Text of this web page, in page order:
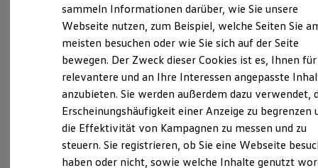
Räder & Reifen Service
Ersatzfahrzeuge
Notdienst und Pannenhilfe
Software, Konnektivität & Apps
California App
VW Connect für Ihren ID. Buzz
VW Connect für Ihren Transporter/Caravelle
VW Connect für Ihren Amarok
VW Connect für andere Modelle
Connect Pro
Fleet Interface Data
Multistop Pathfinder
Übersicht Software Updates
Firmenphilosophie. Wir im Autohaus Prüller sind Ihr
Volkswagen Nutzfahrzeuge Partner in der Region. In
unserem Team aus 140 MitarbeiterInnen legen wir
besonderen Wert auf individuelle Beratung und
höchste Qualität in Service, Vertrieb und Werkstatt.
Wir arbeiten täglich an unserer Kundenzufriedenheit
und setzen ein hohes Maß an Fachwissen ein. Unser
Sortiment führt Neu-, Gebraucht-, Jahres und
Werkdienstwagen. Unser kompetentes Verkaufs- und
sammeln Informationen darüber, wie Sie unsere
Webseite nutzen, zum Beispiel, welche Seiten Sie
meisten besuchen oder wie Sie sich auf der Seite
bewegen. Der Zweck dieser Cookies ist es, Ihnen für
relevantere und an Ihre Interessen angepasste
anzubieten. Sie werden außerdem dazu verwendet,
Erscheinungshäufigkeit einer Anzeige zu begrenzen
die Effektivität von Kampagnen zu messen und zu
steuern. Sie registrieren, ob Sie eine Webseite
haben oder nicht, sowie welche Inhalte genutzt